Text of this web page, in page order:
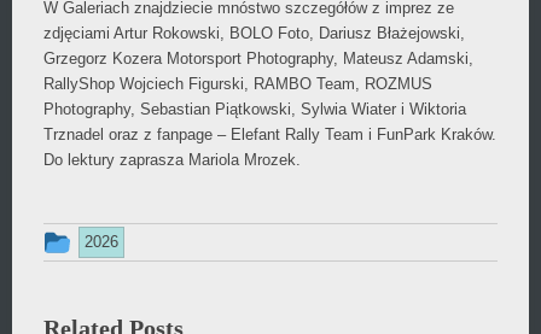
W Galeriach znajdziecie mnóstwo szczegółów z imprez ze
zdjęciami Artur Rokowski, BOLO Foto, Dariusz Błażejowski,
Grzegorz Kozera Motorsport Photography, Mateusz Adamski,
RallyShop Wojciech Figurski, RAMBO Team, ROZMUS
Photography, Sebastian Piątkowski, Sylwia Wiater i Wiktoria
Trznadel oraz z fanpage – Elefant Rally Team i FunPark Kraków.
Do lektury zaprasza Mariola Mrozek.
Ten
2026
Related Posts